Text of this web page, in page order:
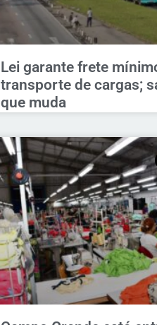
Lei garante frete
transporte de cargas;
que muda